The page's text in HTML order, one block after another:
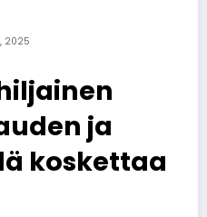
2025
ja
koskettaa